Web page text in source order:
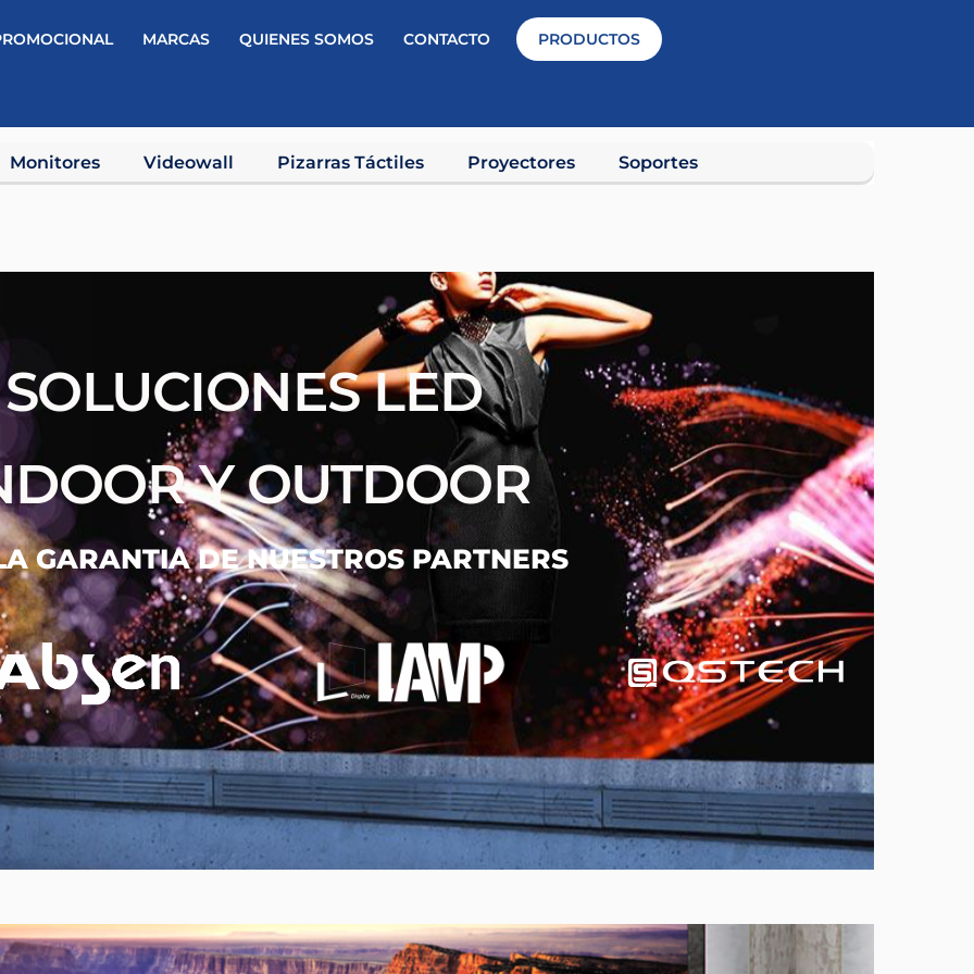
MARCAS QUIENES SOMOS CONTACTO PRODUCTOS
Monitores Videowall Pizarras Táctiles Proyectores Soportes
SOLUCIONES LED
Y OUTDOOR
GARANTIA DE NUESTROS PARTNERS